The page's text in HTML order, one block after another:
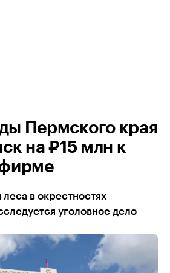
Пермского края
на ₽15 млн к
в окрестностях
уголовное дело